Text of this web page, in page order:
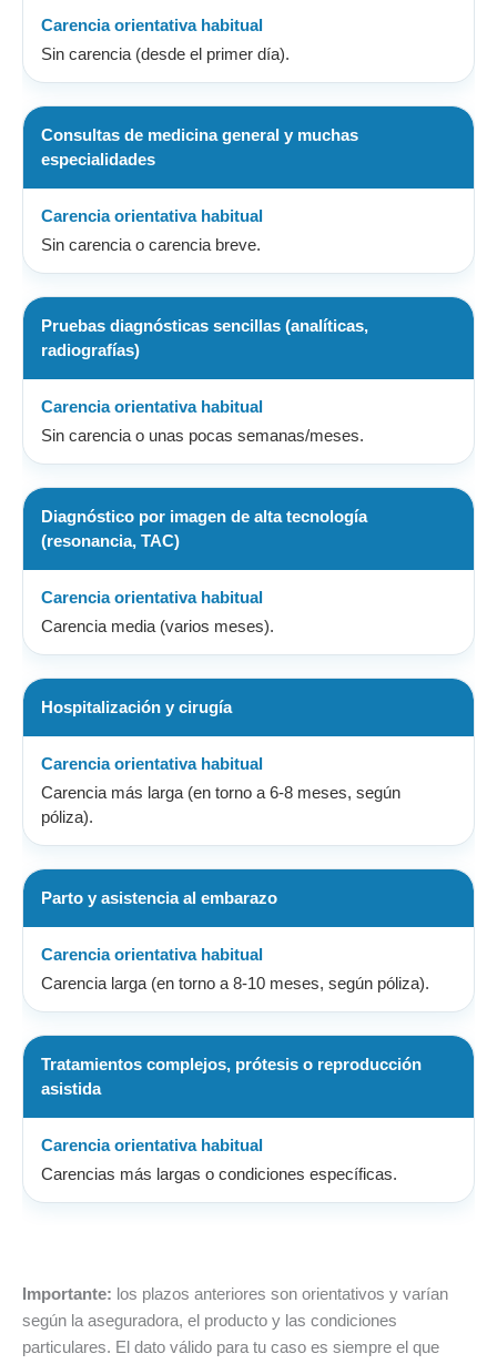
Sin carencia (desde el primer día).
Consultas de medicina general y muchas
especialidades
Sin carencia o carencia breve.
Pruebas diagnósticas sencillas (analíticas,
radiografías)
Sin carencia o unas pocas semanas/meses.
Diagnóstico por imagen de alta tecnología
(resonancia, TAC)
Carencia media (varios meses).
Hospitalización y cirugía
Carencia más larga (en torno a 6-8 meses, según
póliza).
Parto y asistencia al embarazo
Carencia larga (en torno a 8-10 meses, según póliza).
Tratamientos complejos, prótesis o reproducción
asistida
Carencias más largas o condiciones específicas.
Importante: los plazos anteriores son orientativos y varían
según la aseguradora, el producto y las condiciones
particulares. El dato válido para tu caso es siempre el que